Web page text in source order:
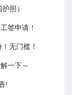
照）
签申请！
无门槛！
一下～
!